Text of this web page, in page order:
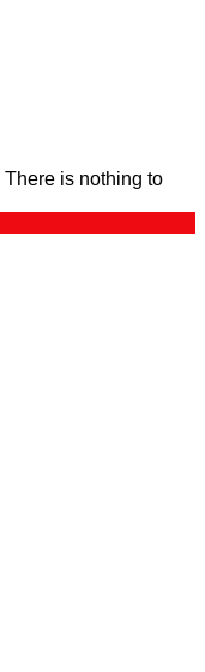
There is nothing to